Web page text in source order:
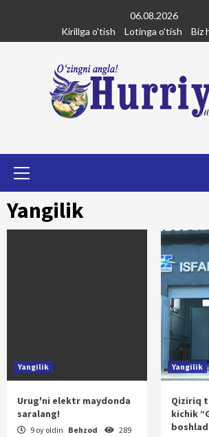
content
06.08.2026
Kirillga o'tish
Lotinga o'tish Biz
Yangilik
Yangilik
Urug'ni elektr maydonda
saralang!
9 oy oldin Behzod 289
Yangilik
Qiziriq
kichik